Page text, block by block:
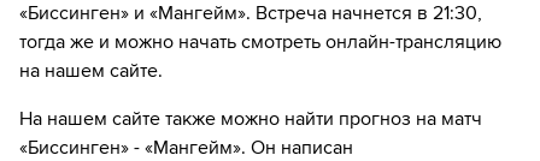
23 Игрок "Биссинген" Chase Berger забивает шайбу!
24
Временное удаление игрока "Мангейм" Joonas
30
Временное удаление игрока "Биссинген" Teemu
«Биссинген» и «Мангейм». Встреча начнется в 21:30,
тогда же и можно начать смотреть онлайн-трансляцию
на нашем сайте.
На нашем сайте также можно найти прогноз на матч
«Биссинген» - «Мангейм». Он написан